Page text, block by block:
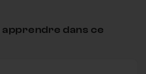
les fichiers .RAW sont inclus
apprendre dans ce